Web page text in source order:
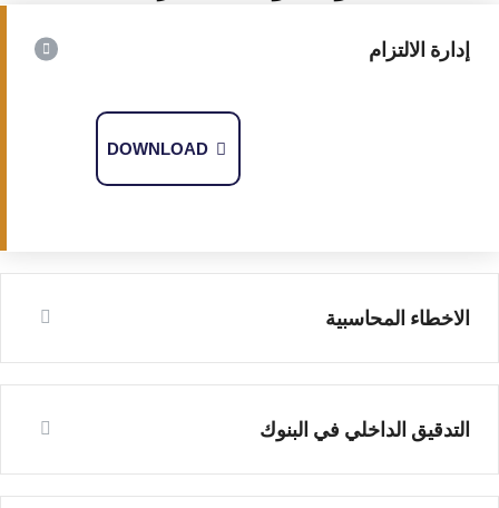
إدارة الالتزام
DOWNLOAD
الاخطاء المحاسبية
التدقيق الداخلي في البنوك